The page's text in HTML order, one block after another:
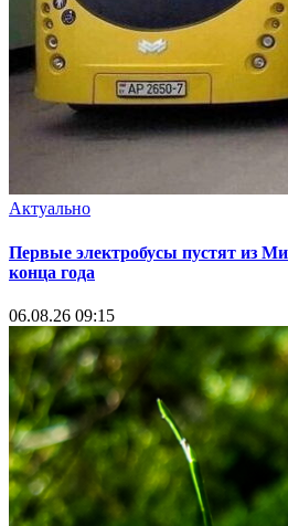
Актуально
Первые электробусы пустят из
конца года
06.08.26 09:15